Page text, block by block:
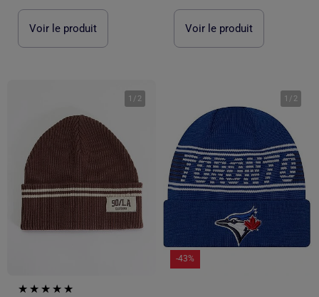
Voir le produit Voir le produit
1 / 2 1 / 2
-43%